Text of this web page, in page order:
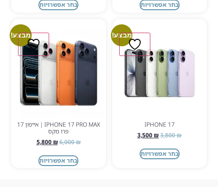
בחר אפשרויות בחר אפשרויות
מבצע!
IPHONE 17
3,800₪
3,500 ₪
בחר אפשרויות
מבצע!
IPHONE 17 PRO MAX | אייפון 17
פרו מקס
6,000₪
5,800 ₪
בחר אפשרויות